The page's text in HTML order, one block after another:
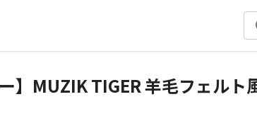
】MUZIK TIGER 羊毛フェルト